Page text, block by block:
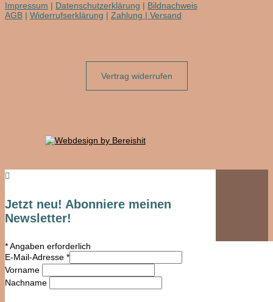
Impressum | Datenschutzerklärung | Bildnachweis
AGB | Widerrufserklärung | Zahlung | Versand
Vertrag widerrufen

Jetzt neu! Abonniere meinen
Newsletter!
*Angaben erforderlich
E-Mail-Adresse *
Vorname
Nachname